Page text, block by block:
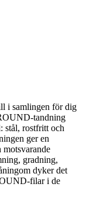
i samlingen för dig
tandning
stål, rostfritt och
ger en
gradning,
dyker det
filar i de